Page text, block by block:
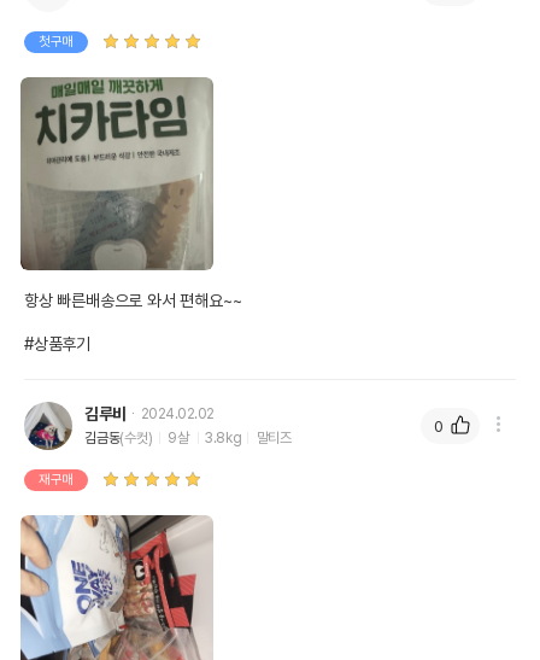
첫구매
항상 빠른배송으로 와서 편해요~~
#상품후기
김루비
2024.02.02
김금동(수컷) 9살 3.8kg 말티즈
재구매
0